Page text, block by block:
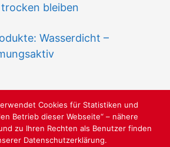
bleiben
Wasserdicht –
Cookies für Statistiken und
Betrieb dieser Webseite“ – nähere
zu Ihren Rechten als Benutzer finden
Datenschutzerklärung.